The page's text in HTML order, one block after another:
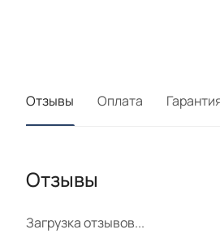
Отзывы Оплата
Отзывы
Загрузка отзывов...